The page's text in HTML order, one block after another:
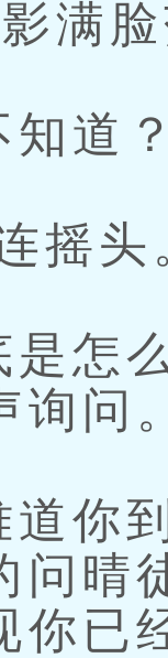
满
道
摇头
怎
询问
你
问晴
你已